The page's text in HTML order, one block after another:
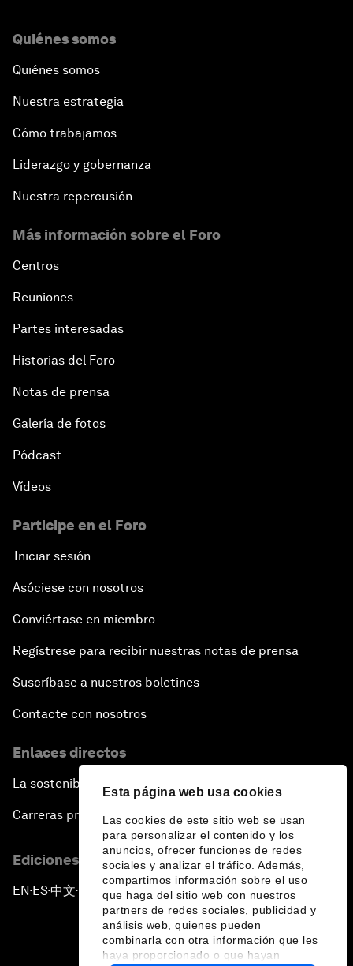
Esta página web usa cookies
Las cookies de este sitio web se usan
para personalizar el contenido y los
anuncios, ofrecer funciones de redes
sociales y analizar el tráfico. Además,
compartimos información sobre el uso
que haga del sitio web con nuestros
partners de redes sociales, publicidad y
análisis web, quienes pueden
combinarla con otra información que les
haya proporcionado o que hayan
Quiénes somos
Quiénes somos
Nuestra estrategia
Cómo trabajamos
Liderazgo y gobernanza
Nuestra repercusión
Más información sobre el Foro
Centros
Reuniones
Partes interesadas
Historias del Foro
Notas de prensa
Galería de fotos
Pódcast
Vídeos
Participe en el Foro
Iniciar sesión
Asóciese con nosotros
Conviértase en miembro
Regístrese para recibir nuestras notas de prensa
Suscríbase a nuestros boletines
Contacte con nosotros
Enlaces directos
La sostenibilidad en el Foro
Carreras profesionales
Ediciones en otros idiomas
EN ▪ ES▪中文▪ 日本語